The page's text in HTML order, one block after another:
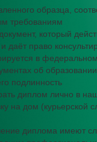
образца,
требованиям
который
даёт право
в
об
подлинность
диплом лично в
на дом (курьерской
диплома имеют